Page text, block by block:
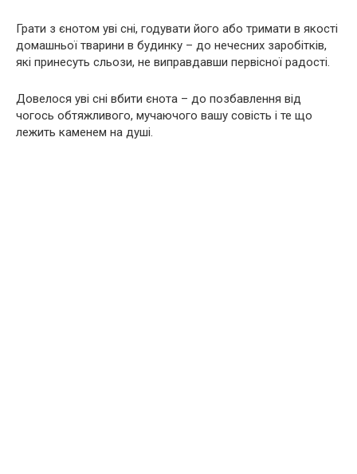
Грати з єнотом уві сні, годувати його або тримати в якості
домашньої тварини в будинку – до нечесних заробітків,
які принесуть сльози, не виправдавши первісної радості.
Довелося уві сні вбити єнота – до позбавлення від
чогось обтяжливого, мучаючого вашу совість і те що
лежить каменем на душі.